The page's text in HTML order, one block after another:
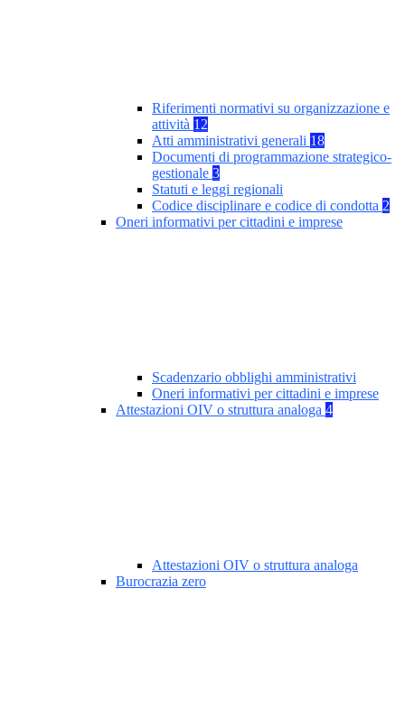
Riferimenti normativi su organizzazione e
attività 12
Atti amministrativi generali 18
Documenti di programmazione strategico-
gestionale 3
Statuti e leggi regionali
Codice disciplinare e codice di condotta 2
Oneri informativi per cittadini e imprese
Scadenzario obblighi amministrativi
Oneri informativi per cittadini e imprese
Attestazioni OIV o struttura analoga 4
Attestazioni OIV o struttura analoga
Burocrazia zero